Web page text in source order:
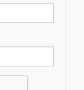
em
semestre